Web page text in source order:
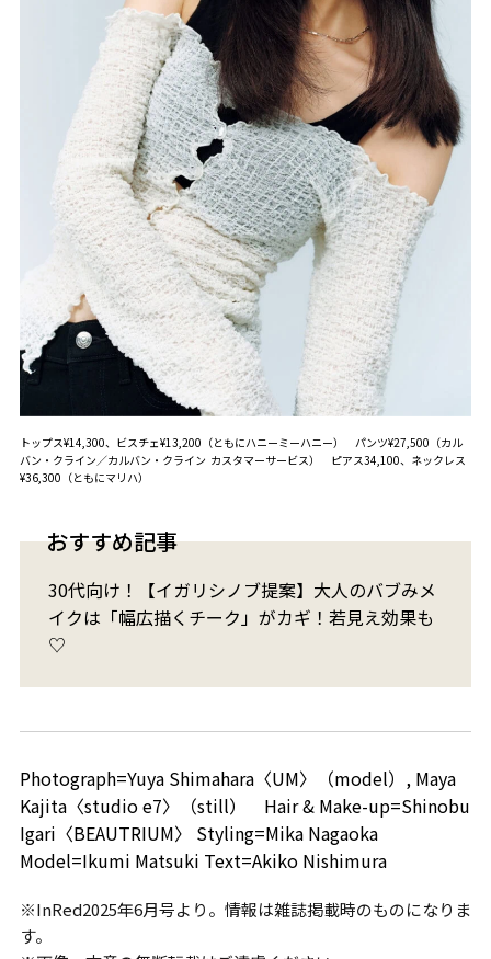
トップス¥14,300、ビスチェ¥13,200（ともにハニーミーハニー） パンツ¥27,500（カル
バン・クライン／カルバン・クライン カスタマーサービス） ピアス34,100、ネックレス
¥36,300（ともにマリハ）
おすすめ記事
30代向け！【イガリシノブ提案】大人のバブみメ
イクは「幅広描くチーク」がカギ！若見え効果も
♡
Photograph=Yuya Shimahara〈UM〉（model）, Maya
Kajita〈studio e7〉（still） Hair & Make-up=Shinobu
Igari〈BEAUTRIUM〉 Styling=Mika Nagaoka
Model=Ikumi Matsuki Text=Akiko Nishimura
※InRed2025年6月号より。情報は雑誌掲載時のものになりま
す。